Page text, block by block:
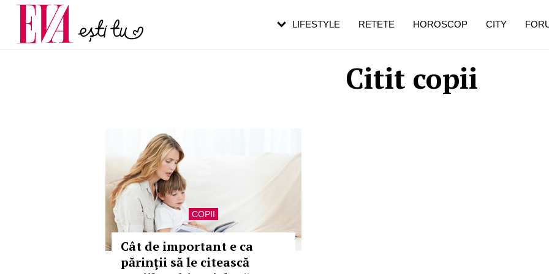
Citit copii
COPII
Cât de important e ca
părinţii să le citească
LIFESTYLE RETETE HOROSCOP CITY
Carieră
Actualitate
pe măsură ce înaintezi în vârstă